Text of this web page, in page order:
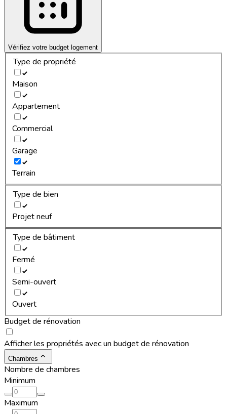
Vérifiez votre budget logement
Type de propriété
Maison
Appartement
Commercial
Garage
Terrain
Type de bien
Projet neuf
Type de bâtiment
Fermé
Semi-ouvert
Ouvert
Budget de rénovation
Afficher les propriétés avec un budget de rénovation
Chambres
Nombre de chambres
Minimum
Maximum